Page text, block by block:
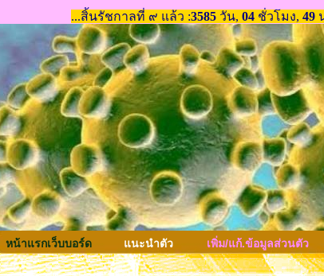
หน้าแรกเว็บบอร์ด แนะนำตัว เพิ่ม/แก้.ข้อมูลส่วนตัว